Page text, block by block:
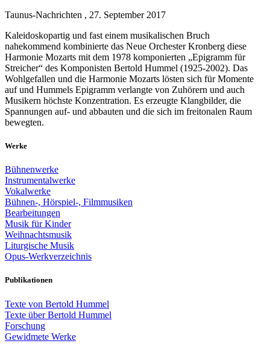
Taunus-Nachrichten , 27. September 2017
Kaleidoskopartig und fast einem musikalischen Bruch
nahekommend kombinierte das Neue Orchester Kronberg diese
Harmonie Mozarts mit dem 1978 komponierten „Epigramm für
Streicher“ des Komponisten Bertold Hummel (1925-2002). Das
Wohlgefallen und die Harmonie Mozarts lösten sich für Momente
auf und Hummels Epigramm verlangte von Zuhörern und auch
Musikern höchste Konzentration. Es erzeugte Klangbilder, die
Spannungen auf- und abbauten und die sich im freitonalen Raum
bewegten.
Werke
Bühnenwerke
Instrumentalwerke
Vokalwerke
Bühnen-, Hörspiel-, Filmmusiken
Bearbeitungen
Musik für Kinder
Weihnachtsmusik
Liturgische Musik
Opus-Werkverzeichnis
Publikationen
Texte von Bertold Hummel
Texte über Bertold Hummel
Forschung
Gewidmete Werke